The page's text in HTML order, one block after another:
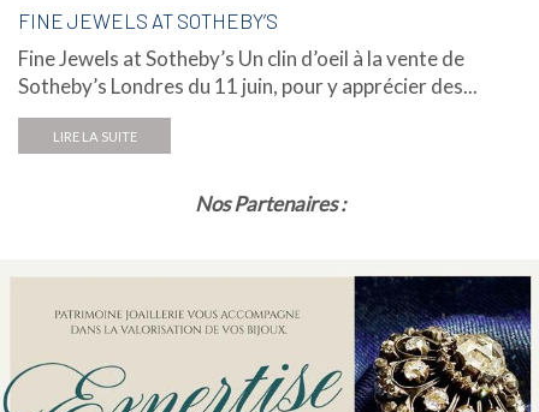
FINE JEWELS AT SOTHEBY’S
Fine Jewels at Sotheby’s Un clin d’oeil à la vente de
Sotheby’s Londres du 11 juin, pour y apprécier des...
LIRE LA SUITE
Nos Partenaires :